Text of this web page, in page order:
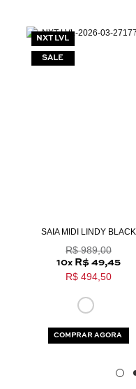
NXT LVL
SAIA MIDI LINDY BLACK
R$ 989,00
10x R$ 49,45
R$ 494,50
COMPRAR AGORA